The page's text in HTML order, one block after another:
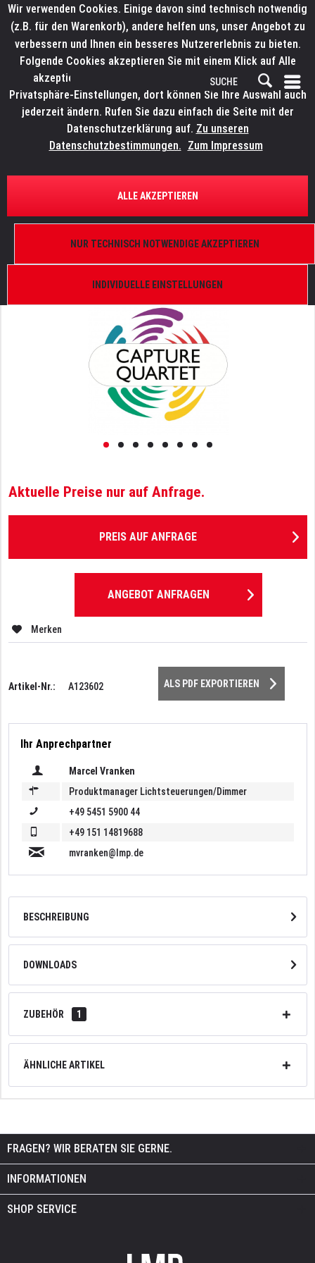
ÜBERSICHT VISUALISIERUNGEN
CAPTURE 2026 Quartet Edition
MediaServer/Video Streams, 4 Laser Streams,
PC/Mac
Aktuelle Preise nur auf Anfrage.
PREIS AUF ANFRAGE
ANGEBOT ANFRAGEN
Merken
Artikel-Nr.: A123602 ALS PDF EXPORTIEREN
Ihr Anprechpartner
Marcel Vranken
Produktmanager Lichtsteuerungen/Dimmer
+49 5451 5900 44
+49 151 14819688
mvranken@lmp.de
BESCHREIBUNG
DOWNLOADS
ZUBEHÖR 1
ÄHNLICHE ARTIKEL
FRAGEN? WIR BERATEN SIE GERNE.
INFORMATIONEN
SHOP SERVICE
Wir verwenden Cookies. Einige davon sind technisch notwendig
(z.B. für den Warenkorb), andere helfen uns, unser Angebot zu
verbessern und Ihnen ein besseres Nutzererlebnis zu bieten.
Folgende Cookies akzeptieren Sie mit einem Klick auf Alle
akzeptieren. Weitere Informationen finden Sie in den
Privatsphäre-Einstellungen, dort können Sie Ihre Auswahl auch
jederzeit ändern. Rufen Sie dazu einfach die Seite mit der
Datenschutzerklärung auf. Zu unseren
Datenschutzbestimmungen. Zum Impressum
INDIVIDUELLE EINSTELLUNGEN
NUR TECHNISCH NOTWENDIGE AKZEPTIEREN
ALLE AKZEPTIEREN